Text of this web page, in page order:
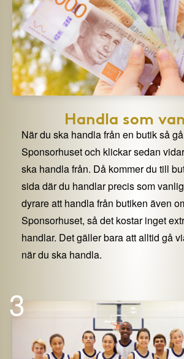
Handla som
När du ska handla från en butik så
Sponsorhuset och klickar sedan
ska handla från. Då kommer du till
sida där du handlar precis som
dyrare att handla från butiken även
Sponsorhuset, så det kostar inget
handlar. Det gäller bara att alltid gå
när du ska handla.
3